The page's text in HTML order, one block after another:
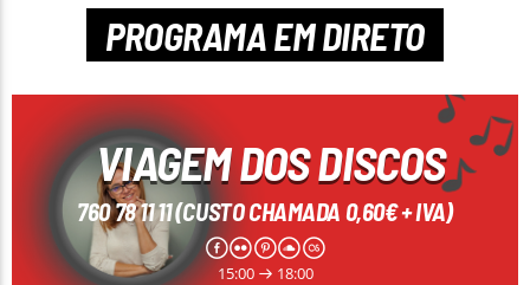
FAIXA ATUAL
LÁBIOS DE MEL
ALMA LATINA
PROGRAMA EM DIRETO
VIAGEM DOS DISCOS
760 78 11 11 (CUSTO CHAMADA 0,60€ + IVA)
15:00 18:00